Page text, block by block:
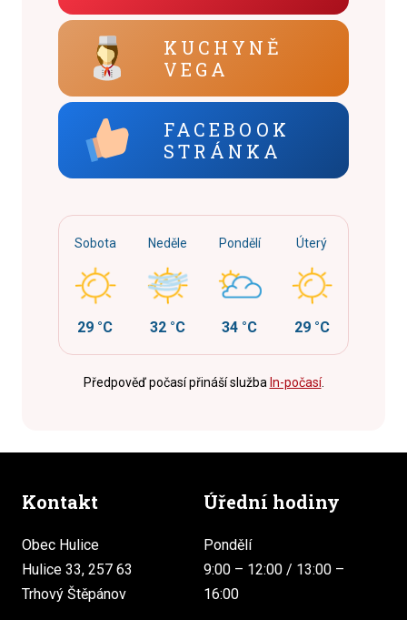
KUCHYNĚ
VEGA
FACEBOOK
STRÁNKA
Sobota
29 °C
Neděle
32 °C
Pondělí
34 °C
Úterý
29 °C
Předpověď počasí přináší služba In-počasí.
Kontakt
Obec Hulice
Hulice 33, 257 63
Trhový Štěpánov
Úřední hodiny
Pondělí
9:00 – 12:00 / 13:00 –
16:00